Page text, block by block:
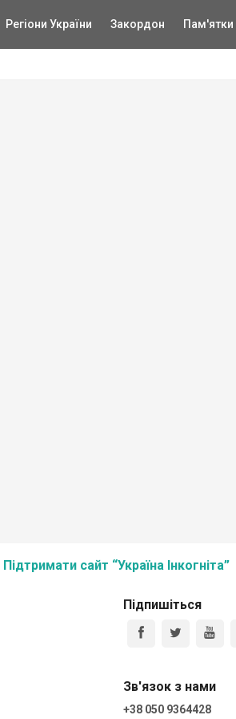
Регіони України Закордон Пам'ятки
Підтримати сайт “Україна Інкогніта”
Підпишіться
Зв'язок з нами
+38 050 9364428